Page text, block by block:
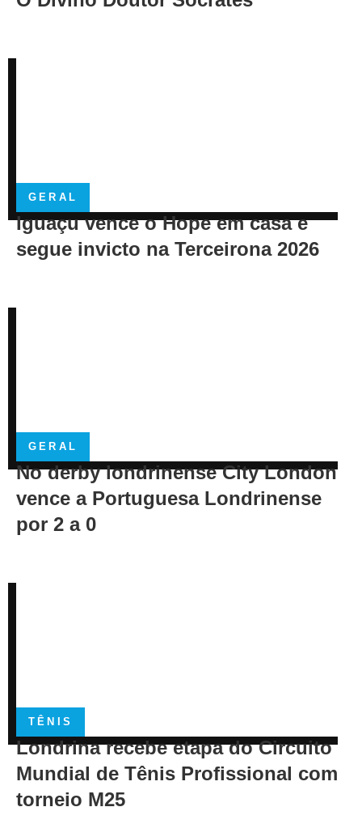
GERAL
Iguaçu vence o Hope em casa e
segue invicto na Terceirona 2026
GERAL
No derby londrinense City London
vence a Portuguesa Londrinense
por 2 a 0
TÊNIS
Londrina recebe etapa do Circuito
Mundial de Tênis Profissional com
torneio M25